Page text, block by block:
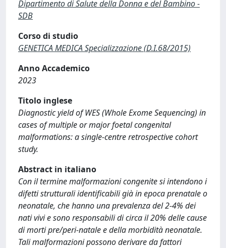
Dipartimento di Salute della Donna e del Bambino -
SDB
Corso di studio
GENETICA MEDICA Specializzazione (D.I.68/2015)
Anno Accademico
2023
Titolo inglese
Diagnostic yield of WES (Whole Exome Sequencing) in
cases of multiple or major foetal congenital
malformations: a single-centre retrospective cohort
study.
Abstract in italiano
Con il termine malformazioni congenite si intendono i
difetti strutturali identificabili già in epoca prenatale o
neonatale, che hanno una prevalenza del 2-4% dei
nati vivi e sono responsabili di circa il 20% delle cause
di morti pre/peri-natale e della morbidità neonatale.
Tali malformazioni possono derivare da fattori